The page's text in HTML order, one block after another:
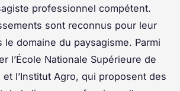
professionnel compétent.
sont reconnus pour leur
le domaine du paysagisme. Parmi
l’École Nationale Supérieure de
et l’Institut Agro, qui proposent des